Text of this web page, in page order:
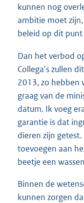
kunnen nog
ambitie moet
beleid op dit
Dan het verbod
Collega's zullen
2013, zo hebben
graag van de
datum. Ik voeg
garantie is dat
dieren zijn
toevoegen aan
beetje een
Binnen de
kunnen zorgen